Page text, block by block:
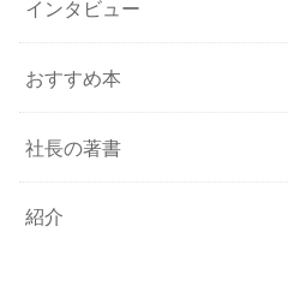
インタビュー
おすすめ本
社長の著書
紹介